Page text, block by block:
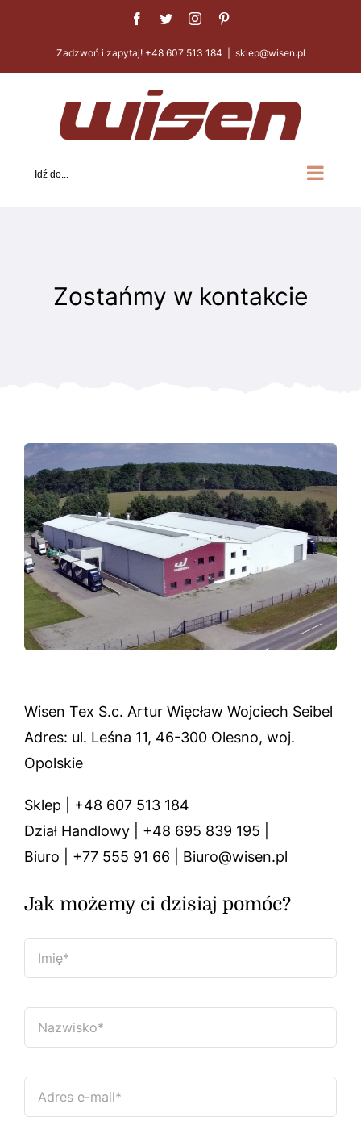
Facebook
TwitterInstagram
Zadzwoń i zapytaj! +48 607 513 184 sklep@wisen.pl
Idź do...
Zostańmy w kontakcie
Wisen Tex S.c. Artur Więcław Wojciech Seibel
Adres: ul. Leśna 11, 46-300 Olesno, woj.
Opolskie
Sklep | +48 607 513 184
Dział Handlowy | +48 695 839 195 |
Biuro | +77 555 91 66 | Biuro@wisen.pl
Jak możemy ci dzisiaj pomóc?